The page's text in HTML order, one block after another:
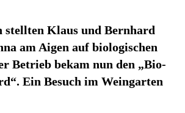
stellten Klaus und Bernhard
am Aigen auf biologischen
Betrieb bekam nun den „Bio-
Ein Besuch im Weingarten